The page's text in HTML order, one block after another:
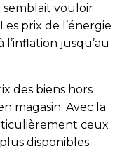
semblait vouloir
prix de l’énergie
jusqu’au
des biens hors
magasin. Avec la
ceux
disponibles.